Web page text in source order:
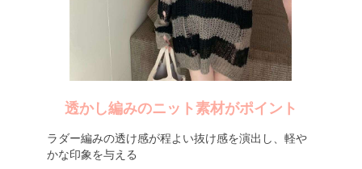
透かし編みのニット素材がポイント
ラダー編みの透け感が程よい抜け感を演出し、軽や
かな印象を与える